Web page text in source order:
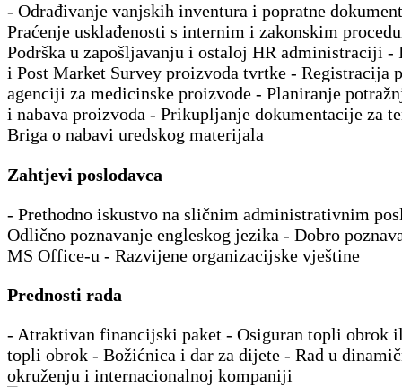
- Odrađivanje vanjskih inventura i popratne
Praćenje usklađenosti s internim i zakonskim
Podrška u zapošljavanju i ostaloj HR administraciji -
i Post Market Survey proizvoda tvrtke - Registracija
agenciji za medicinske proizvode - Planiranje
i nabava proizvoda - Prikupljanje dokumentacije za
Briga o nabavi uredskog materijala
Zahtjevi poslodavca
- Prethodno iskustvo na sličnim administrativnim
Odlično poznavanje engleskog jezika - Dobro
MS Office-u - Razvijene organizacijske vještine
Prednosti rada
- Atraktivan financijski paket - Osiguran topli obrok
topli obrok - Božićnica i dar za dijete - Rad u
okruženju i internacionalnoj kompaniji